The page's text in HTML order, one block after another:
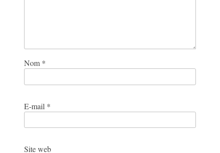
Nom *
E-mail *
Site web